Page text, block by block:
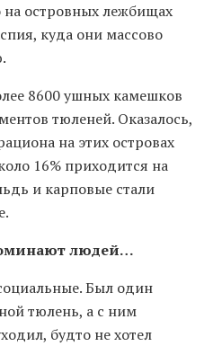
островных лежбищах
куда они массово
8600 ушных камешков
тюленей. Оказалось,
на этих островах
16% приходится на
и карповые стали
людей…
Был один
тюлень, а с ним
будто не хотел